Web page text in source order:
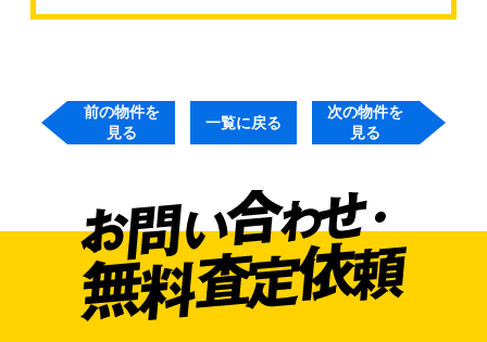
前の物件を
見る
一覧に戻る
次の物件を
見る